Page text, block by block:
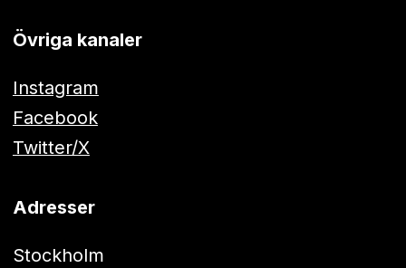
Övriga kanaler
Instagram
Facebook
Twitter/X
Adresser
Stockholm